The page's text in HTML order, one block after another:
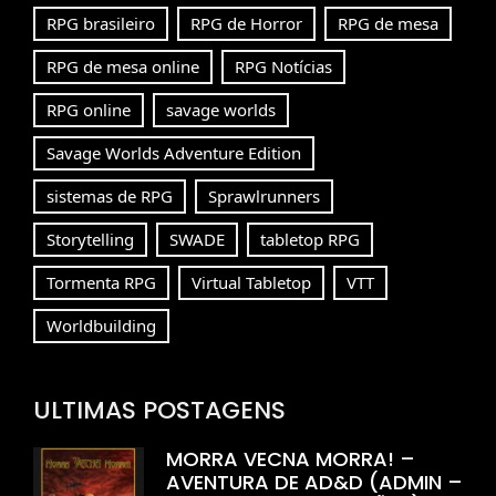
RPG brasileiro RPG de Horror
RPG de mesa
RPG de mesa online
RPG Notícias
RPG online
savage worlds
Savage Worlds Adventure Edition
sistemas de RPG
Sprawlrunners
Storytelling
SWADE
tabletop RPG
Tormenta RPG
Virtual Tabletop
VTT
Worldbuilding
ULTIMAS POSTAGENS
MORRA VECNA MORRA! –
AVENTURA DE AD&D (ADMIN –